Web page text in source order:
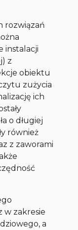
rozwiązań
instalacji
z
obiektu
zużycia
ich
o długiej
również
z zaworami
w zakresie
a